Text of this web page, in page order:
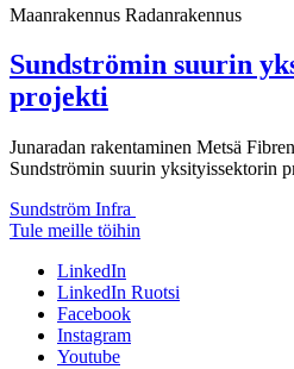
Maanrakennus Radanrakennus
Sundströmin suurin
projekti
Junaradan rakentaminen Metsä
Sundströmin suurin yksityissektorin
Sundström Infra
Tule meille töihin
LinkedIn
LinkedIn Ruotsi
Facebook
Instagram
Youtube